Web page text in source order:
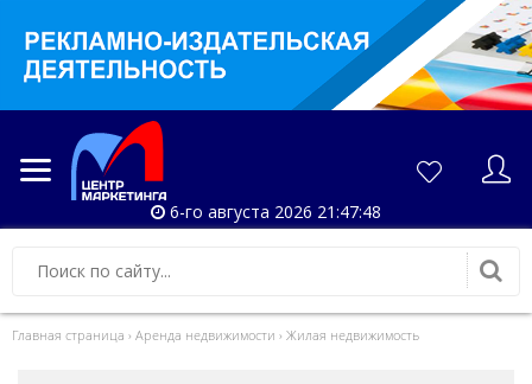
6-го августа 2026 21:47:49
Главная страница › Аренда недвижимости › Жилая недвижимость